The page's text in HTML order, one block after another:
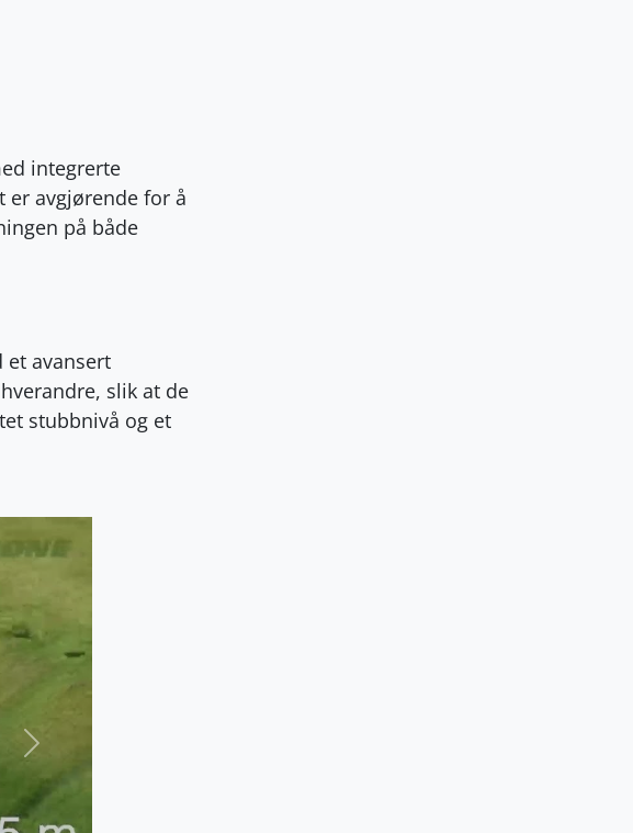
integrerte
er avgjørende for å
på både
avansert
slik at de
stubbnivå og et
Neste